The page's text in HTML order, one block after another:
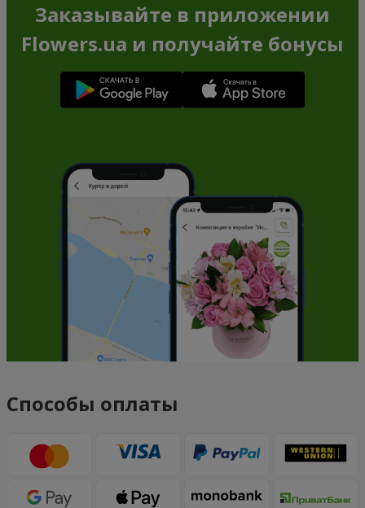
Заказывайте в приложении
Flowers.ua и получайте бонусы
Способы оплаты